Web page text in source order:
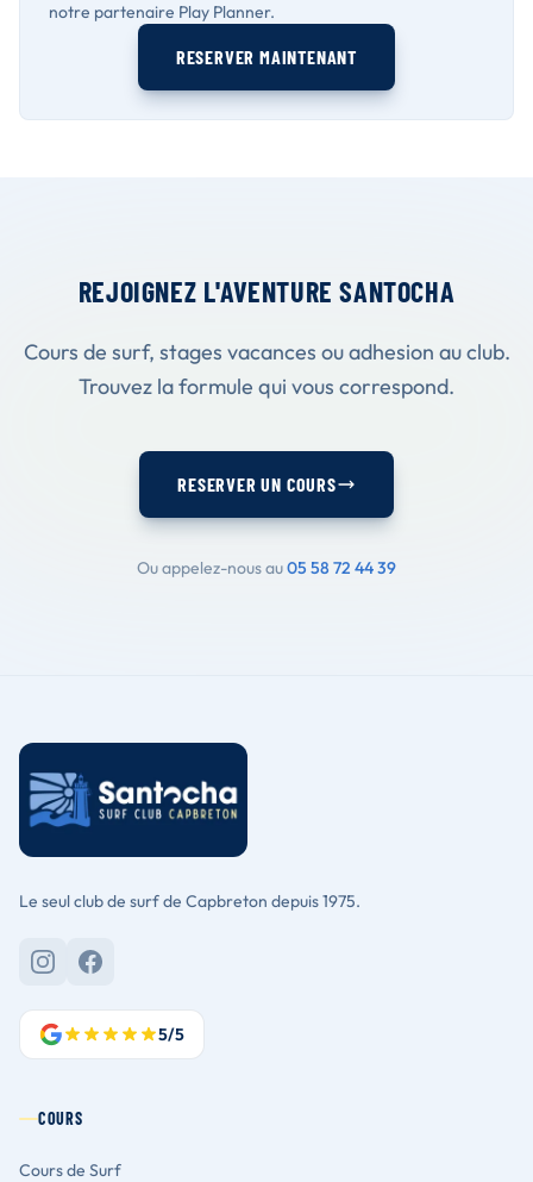
notre partenaire Play Planner.
RESERVER MAINTENANT
REJOIGNEZ L'AVENTURE SANTOCHA
Cours de surf, stages vacances ou adhesion au club.
Trouvez la formule qui vous correspond.
RESERVER UN COURS
Ou appelez-nous au05 58 72 44 39
Le seul club de surf de Capbreton depuis 1975.
5/5
COURS
Cours de Surf